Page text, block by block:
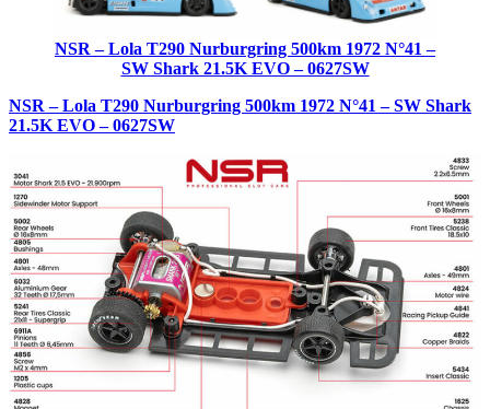
NSR – Lola T290 Nurburgring 500km 1972 N°41 –
SW Shark 21.5K EVO – 0627SW
NSR – Lola T290 Nurburgring 500km 1972 N°41 – SW Shark
21.5K EVO – 0627SW